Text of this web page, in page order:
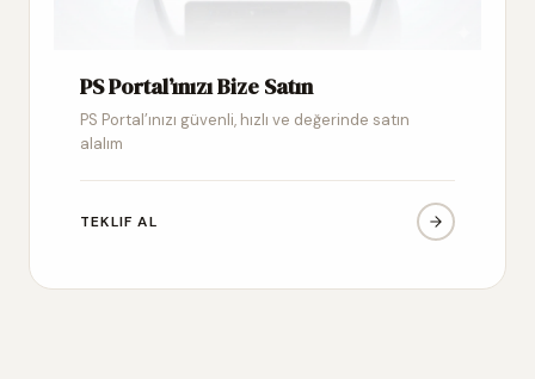
PS Portal’ınızı Bize Satın
PS Portal’ınızı güvenli, hızlı ve değerinde satın
alalım
TEKLIF AL